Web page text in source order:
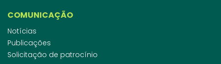
COMUNICAÇÃO
Notícias
Publicações
Solicitação de patrocínio